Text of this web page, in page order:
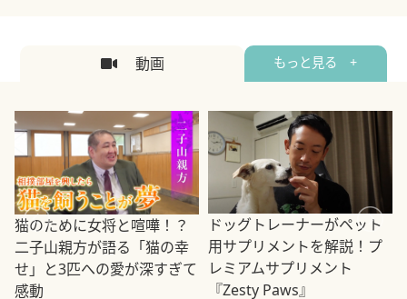
動画 もっと見る +
猫のために女将と喧嘩！？
二子山親方が語る「猫の幸
せ」と3匹への愛が深すぎて
感動
ドッグトレーナーがペット
用サプリメントを解説！プ
レミアムサプリメント
『Zesty Paws』